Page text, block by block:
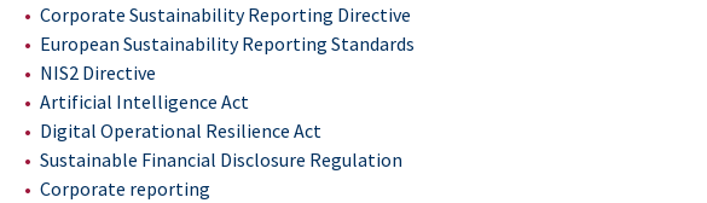
Corporate Sustainability Reporting Directive
European Sustainability Reporting Standards
NIS2 Directive
Artificial Intelligence Act
Digital Operational Resilience Act
Sustainable Financial Disclosure Regulation
Corporate reporting